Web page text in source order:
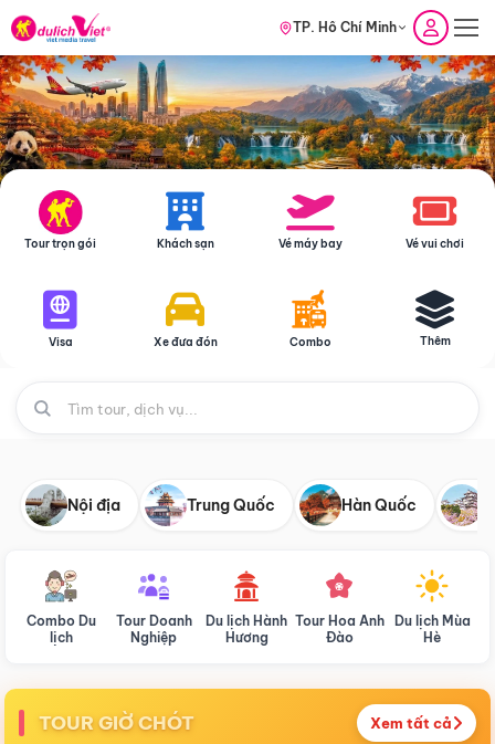
TP. Hồ Chí Minh
Tour trọn gói Khách sạn Vé máy bay Vé vui chơi
Visa Xe đưa đón Combo Thêm
Nội địa Trung Quốc Hàn Quốc
Combo Du
lịch
Tour Doanh
Nghiệp
Du lịch Hành
Hương
Tour Hoa Anh
Đào
Du lịch Mùa
Hè
TOUR GIỜ CHÓT Xem tất cả
Điểm nổi bật